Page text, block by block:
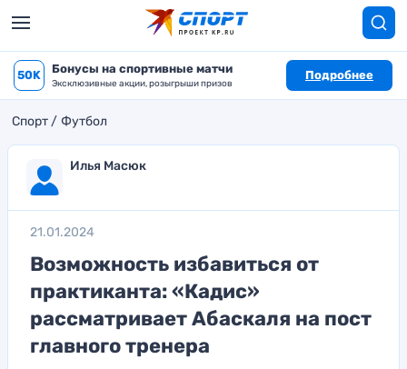
50K Бонусы на спортивные матчи
Эксклюзивные акции, розыгрыши призов
Подробнее
Спорт Футбол
Илья Масюк
21.01.2024
Возможность избавиться от
практиканта: «Кадис»
рассматривает Абаскаля на пост
главного тренера